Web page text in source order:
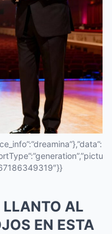
LLANTO AL
EN ESTA